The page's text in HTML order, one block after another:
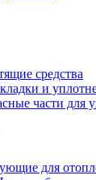
средства
и
части для
для